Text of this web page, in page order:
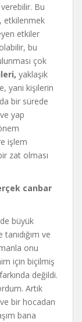
Bu
etkilenmek
etkiler
bu
çok
yaklaşık
yani kişilerin
bir sürede
yap
işlem
zat olması
canbar
büyük
ve
onu
için biçilmiş
değildi.
Artık
bir hocadan
bana